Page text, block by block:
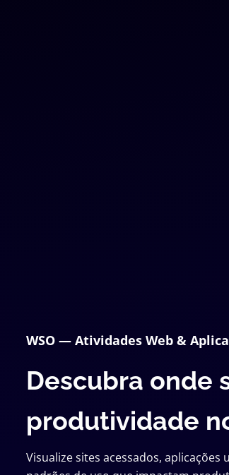
WSO — Atividades Web &
Descubra onde
produtividade
Visualize sites acessados,